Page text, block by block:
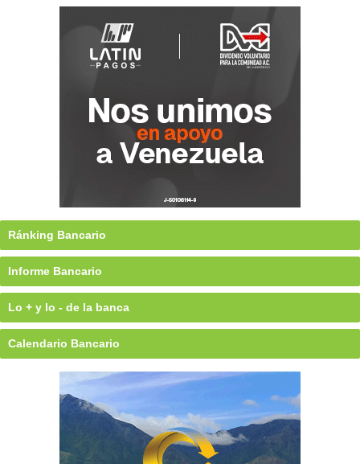
Ránking Bancario
Informe Bancario
Lo + y lo - de la banca
Calendario Bancario